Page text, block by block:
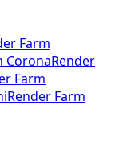
Farm
CoronaRender
Farm
Render Farm